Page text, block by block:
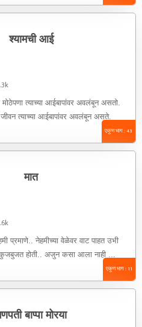
श्यामची आई
त्याच्या आईबापांवर अवलंबून असतो.
त्याच्या आईबापांवर अवलंबून असते.
एकूण भाग : 43
मात
प्रमाणे.. नेहमीच्या वेळेवर वाट पाहत उभी
कुजबुजत होती.. अजुन कसा आला नाही ...
एकूण भाग : 11
बाप्पा मोरया